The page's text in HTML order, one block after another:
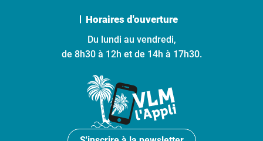
Horaires d'ouverture
Du lundi au vendredi,
de 8h30 à 12h et de 14h à 17h30.